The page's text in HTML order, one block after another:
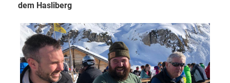
dem Hasliberg